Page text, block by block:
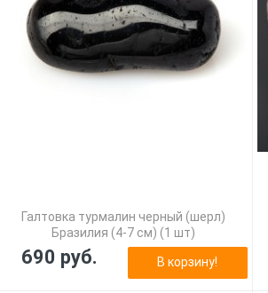
Галтовка турмалин черный (шерл)
Бразилия (4-7 см) (1 шт)
690 руб. В корзину!